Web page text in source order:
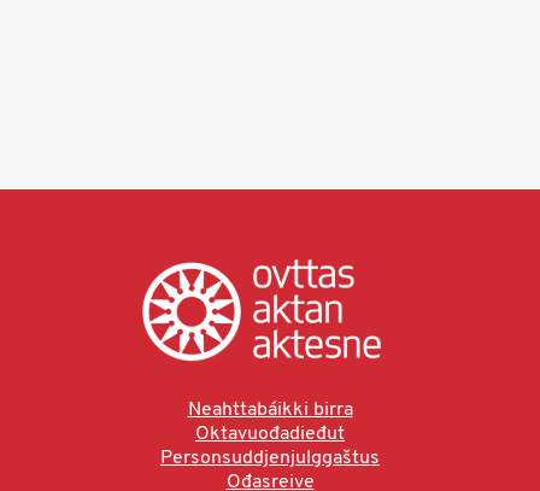
Neahttabáikki birra
Oktavuođadieđut
Personsuddjenjulggaštus
Ođasreive